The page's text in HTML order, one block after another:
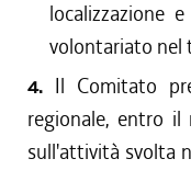
localizzazione
volontariato nel
4. Il Comitato
regionale, entro il
sull'attività svolta